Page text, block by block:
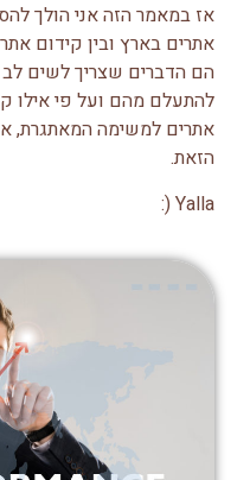
אז במאמר הזה אני הולך
אתרים בארץ ובין קידום
הם הדברים שצריך לשים
להתעלם מהם ועל פי אילו
אתרים למשימה המאתגרת,
הזאת.
Yalla (: